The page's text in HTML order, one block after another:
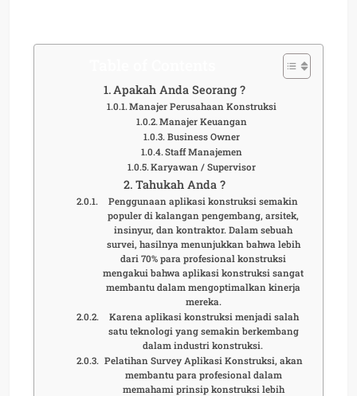
Apakah Anda Seorang ?
Manajer Perusahaan Konstruksi
Manajer Keuangan
Business Owner
Staff Manajemen
Karyawan / Supervisor
Tahukah Anda ?
Penggunaan aplikasi konstruksi semakin
populer di kalangan pengembang, arsitek,
insinyur, dan kontraktor. Dalam sebuah
survei, hasilnya menunjukkan bahwa lebih
dari 70% para profesional konstruksi
mengakui bahwa aplikasi konstruksi sangat
membantu dalam mengoptimalkan kinerja
mereka.
Karena aplikasi konstruksi menjadi salah
satu teknologi yang semakin berkembang
dalam industri konstruksi.
Pelatihan Survey Aplikasi Konstruksi, akan
membantu para profesional dalam
memahami prinsip konstruksi lebih